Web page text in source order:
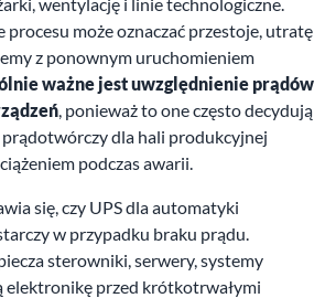
procesu może oznaczać przestoje, utratę
z ponownym uruchomieniem
ważne jest uwzględnienie prądów
, ponieważ to one często decydują
prądotwórczy dla hali produkcyjnej
podczas awarii.
się, czy UPS dla automatyki
w przypadku braku prądu.
sterowniki, serwery, systemy
przed krótkotrwałymi